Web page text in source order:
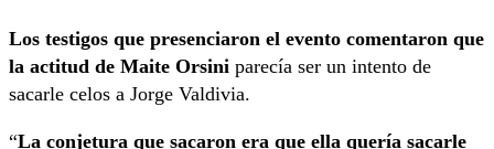
Los testigos que presenciaron el evento comentaron que
la actitud de Maite Orsini parecía ser un intento de
sacarle celos a Jorge Valdivia.
“La conjetura que sacaron era que ella quería sacarle